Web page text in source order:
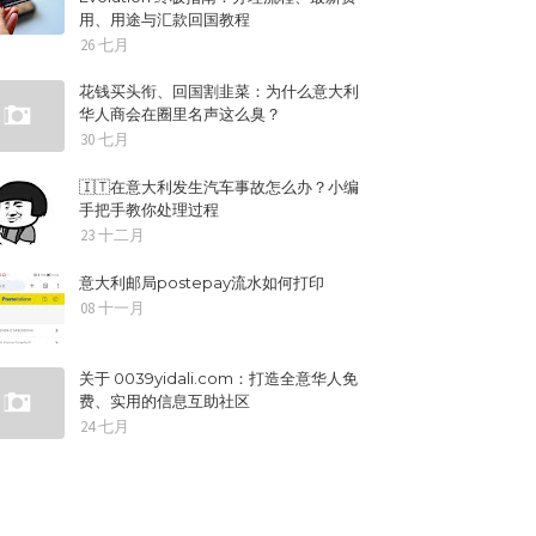
用、用途与汇款回国教程
26 七月
花钱买头衔、回国割韭菜：为什么意大利
华人商会在圈里名声这么臭？
30 七月
🇮🇹在意大利发生汽车事故怎么办？小编
手把手教你处理过程
23 十二月
意大利邮局postepay流水如何打印
08 十一月
关于 0039yidali.com：打造全意华人免
费、实用的信息互助社区
24 七月